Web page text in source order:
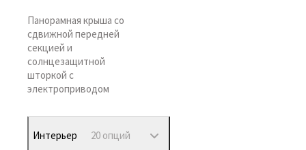
Панорамная крыша со
сдвижной передней
секцией и
солнцезащитной
шторкой с
электроприводом
Интерьер 20 опций